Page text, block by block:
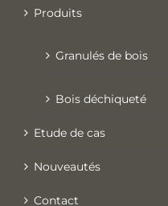
Produits
Granulés de bois
Bois déchiqueté
Etude de cas
Nouveautés
Contact